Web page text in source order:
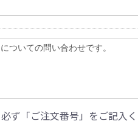
ず「ご注文番号」をご記入